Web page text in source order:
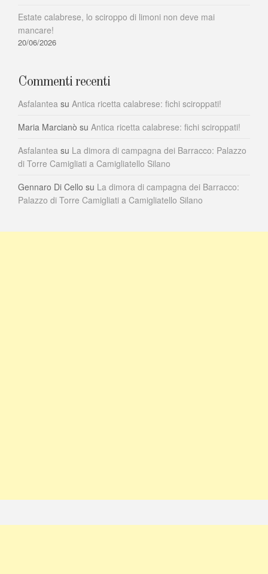
Estate calabrese, lo sciroppo di limoni non deve mai
mancare!
20/06/2026
Commenti recenti
Asfalantea su Antica ricetta calabrese: fichi sciroppati!
Maria Marcianò su Antica ricetta calabrese: fichi sciroppati!
Asfalantea su La dimora di campagna dei Barracco: Palazzo
di Torre Camigliati a Camigliatello Silano
Gennaro Di Cello su La dimora di campagna dei Barracco:
Palazzo di Torre Camigliati a Camigliatello Silano